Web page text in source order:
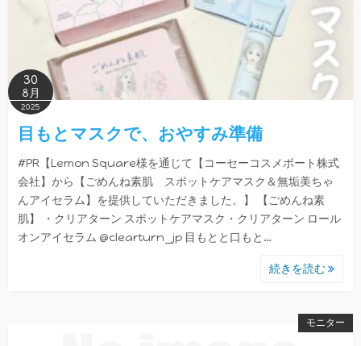
30
8月
2025
目もとマスクで、おやすみ準備
#PR【Lemon Square様を通じて【コーセーコスメポート株式
会社】から【ごめんね素肌 スポットケアマスク＆無垢美ちゃ
んアイセラム】を提供していただきました。】 【ごめんね素
肌】 ・クリアターン スポットケアマスク・クリアターン ロール
オンアイセラム @clearturn_jp 目もとと口もと…
続きを読む
モニター